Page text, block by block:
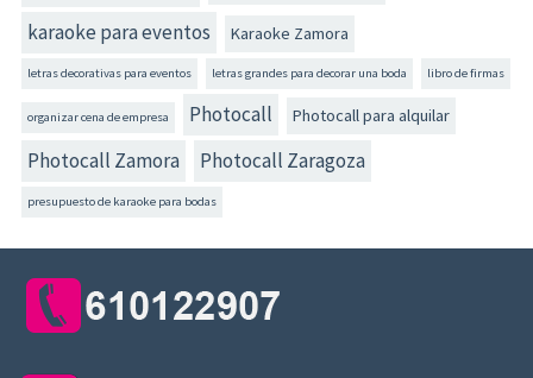
karaoke para eventos Karaoke Zamora
letras decorativas para eventos letras grandes para decorar una boda libro de firmas
organizar cena de empresa Photocall Photocall para alquilar
Photocall Zamora Photocall Zaragoza
presupuesto de karaoke para bodas